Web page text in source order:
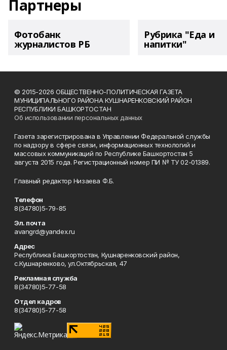
Партнеры
Фотобанк
журналистов РБ
Рубрика "Еда и
напитки"
© 2015-2026 ОБЩЕСТВЕННО-ПОЛИТИЧЕСКАЯ ГАЗЕТА
МУНИЦИПАЛЬНОГО РАЙОНА КУШНАРЕНКОВСКИЙ РАЙОН
РЕСПУБЛИКИ БАШКОРТОСТАН
Об использовании персональных данных
Газета зарегистрирована в Управлении Федеральной службы
по надзору в сфере связи, информационных технологий и
массовых коммуникаций по Республике Башкортостан 5
августа 2015 года. Регистрационный номер ПИ № ТУ 02-01389.
Главный редактор Низаева Ф.Б.
Телефон
8(34780)5-79-85
Эл. почта
avangrd@yandex.ru
Адрес
Республика Башкортостан, Кушнаренковский район,
с.Кушнаренково, ул.Октябрьская, 47
Рекламная служба
8(34780)5-77-58
Отдел кадров
8(34780)5-77-58